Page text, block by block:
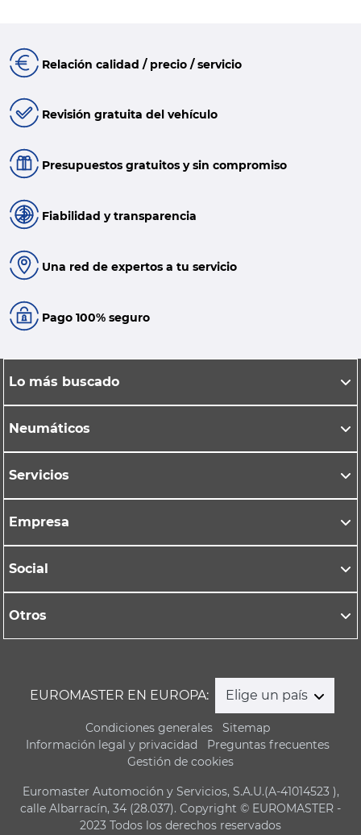
Relación calidad / precio / servicio
Revisión gratuita del vehículo
Presupuestos gratuitos y sin compromiso
Fiabilidad y transparencia
Una red de expertos a tu servicio
Pago 100% seguro
Lo más buscado
Neumáticos
Servicios
Empresa
Social
Otros
EUROMASTER EN EUROPA: Elige un país
Condiciones generales
Sitemap
Información legal y privacidad
Preguntas frecuentes
Gestión de cookies
Euromaster Automoción y Servicios, S.A.U.(A-41014523 ),
calle Albarracín, 34 (28.037). Copyright © EUROMASTER -
2023 Todos los derechos reservados